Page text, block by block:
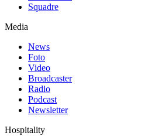
Squadre
Media
News
Foto
Video
Broadcaster
Radio
Podcast
Newsletter
Hospitality